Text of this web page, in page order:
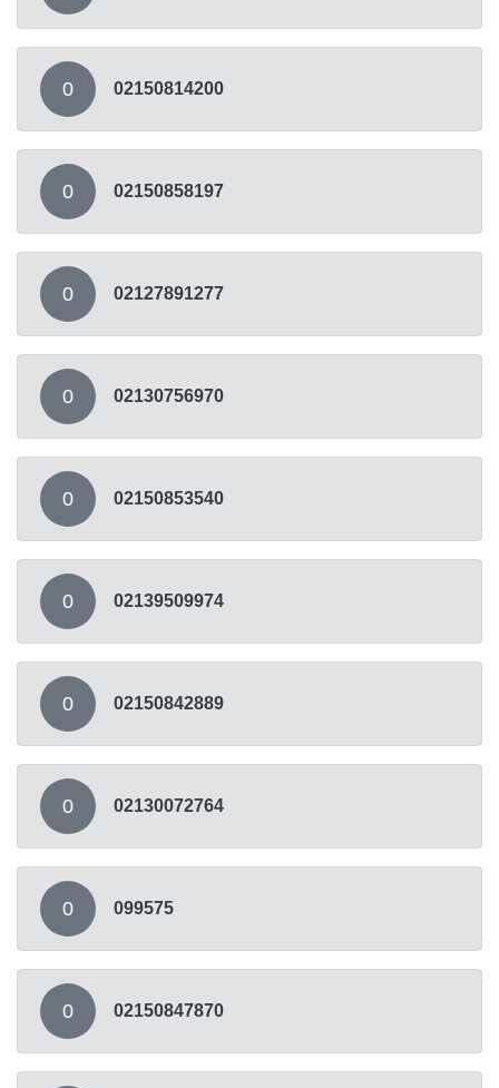
0 02150814200
0 02150858197
0 02127891277
0 02130756970
0 02150853540
0 02139509974
0 02150842889
0 02130072764
0 099575
0 02150847870